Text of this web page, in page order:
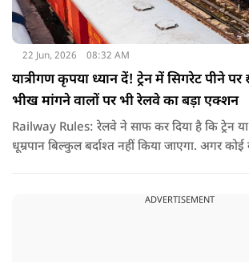
22 Jun, 2026 08:32 AM
यात्रीगण कृपया ध्यान दें! ट्रेन में सिगरेट पीने पर
भीख मांगने वालों पर भी रेलवे का बड़ा एक्शन
Railway Rules: रेलवे ने साफ कर दिया है कि ट्रेन
धूम्रपान बिल्कुल बर्दाश्त नहीं किया जाएगा. अगर कोई
ADVERTISEMENT